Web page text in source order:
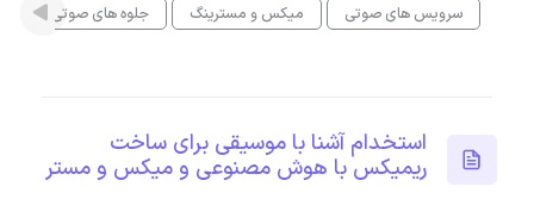
سرویس های صوتی
میکس و مسترینگ جلوه های صوتی و
استخدام آشنا با موسیقی برای ساخت
ریمیکس با هوش مصنوعی و میکس و مستر